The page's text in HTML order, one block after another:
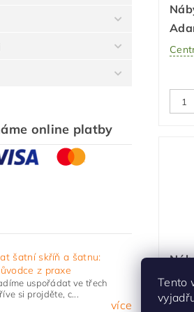
online platby
šatní skříň a šatnu:
z praxe
uspořádat ve třech
si projděte, c...
více
dub
Tento